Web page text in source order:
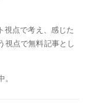
視点で考え、感じた
視点で無料記事とし